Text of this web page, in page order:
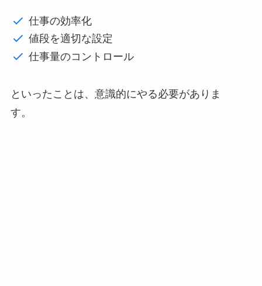
仕事の効率化
値段を適切な設定
仕事量のコントロール
といったことは、意識的にやる必要がありま
す。